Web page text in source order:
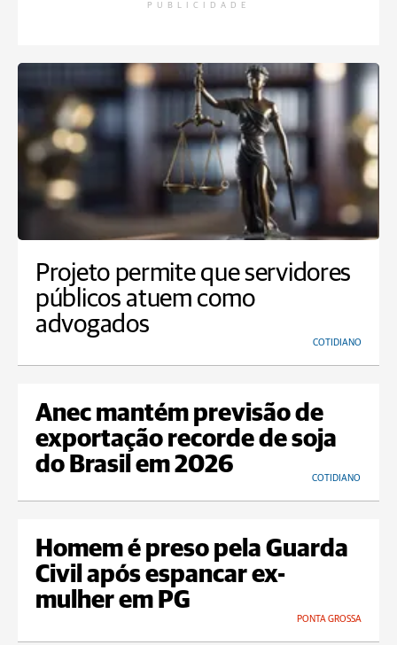
PUBLICIDADE
Projeto permite que servidores
públicos atuem como
advogados
COTIDIANO
Anec mantém previsão de
exportação recorde de soja
do Brasil em 2026
COTIDIANO
Homem é preso pela Guarda
Civil após espancar ex-
mulher em PG
PONTA GROSSA